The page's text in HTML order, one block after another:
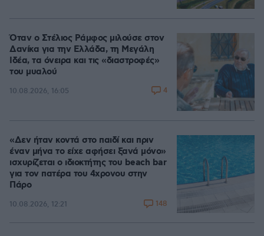
Όταν ο Στέλιος Ράμφος μιλούσε στον
Δανίκα για την Ελλάδα, τη Μεγάλη
Ιδέα, τα όνειρα και τις «διαστροφές»
του μυαλού
10.08.2026, 16:05 4
«Δεν ήταν κοντά στο παιδί και πριν
έναν μήνα το είχε αφήσει ξανά μόνο»
ισχυρίζεται ο ιδιοκτήτης του beach bar
για τον πατέρα του 4χρονου στην
Πάρο
10.08.2026, 12:21 148